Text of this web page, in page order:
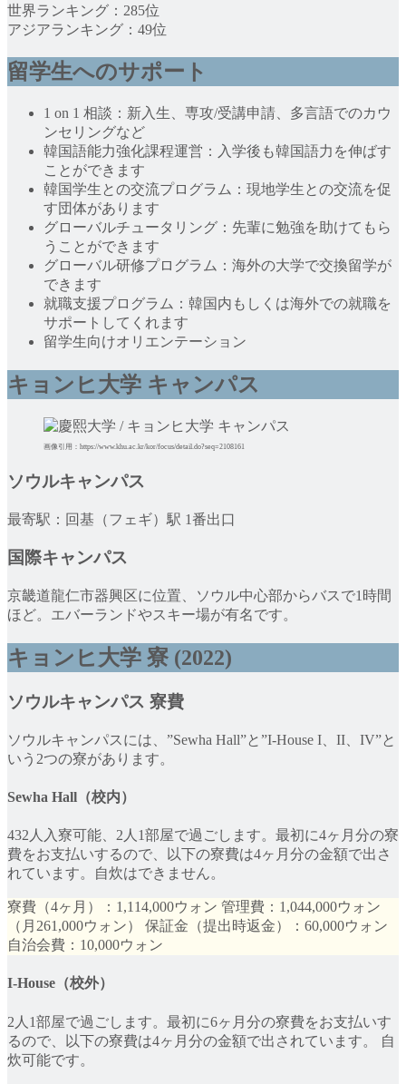
世界ランキング：285位
アジアランキング：49位
留学生へのサポート
1 on 1 相談：新入生、専攻/受講申請、多言語でのカウ
ンセリングなど
韓国語能力強化課程運営：入学後も韓国語力を伸ばす
ことができます
韓国学生との交流プログラム：現地学生との交流を促
す団体があります
グローバルチュータリング：先輩に勉強を助けてもら
うことができます
グローバル研修プログラム：海外の大学で交換留学が
できます
就職支援プログラム：韓国内もしくは海外での就職を
サポートしてくれます
留学生向けオリエンテーション
キョンヒ大学 キャンパス
画像引用：https://www.khu.ac.kr/kor/focus/detail.do?seq=2108161
ソウルキャンパス
最寄駅：回基（フェギ）駅 1番出口
国際キャンパス
京畿道龍仁市器興区に位置、ソウル中心部からバスで1時間
ほど。エバーランドやスキー場が有名です。
キョンヒ大学 寮 (2022)
ソウルキャンパス 寮費
ソウルキャンパスには、”Sewha Hall”と”I-House I、II、IV”と
いう2つの寮があります。
Sewha Hall（校内）
432人入寮可能、2人1部屋で過ごします。最初に4ヶ月分の寮
費をお支払いするので、以下の寮費は4ヶ月分の金額で出さ
れています。自炊はできません。
寮費（4ヶ月）：1,114,000ウォン 管理費：1,044,000ウォン
（月261,000ウォン） 保証金（提出時返金）：60,000ウォン
自治会費：10,000ウォン
I-House（校外）
2人1部屋で過ごします。最初に6ヶ月分の寮費をお支払いす
るので、以下の寮費は4ヶ月分の金額で出されています。 自
炊可能です。